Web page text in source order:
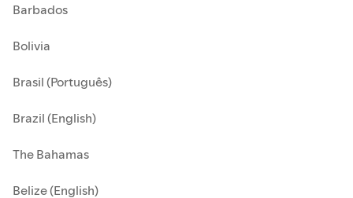
Barbados
Bolivia
Brasil (Português)
Brazil (English)
The Bahamas
Belize (English)